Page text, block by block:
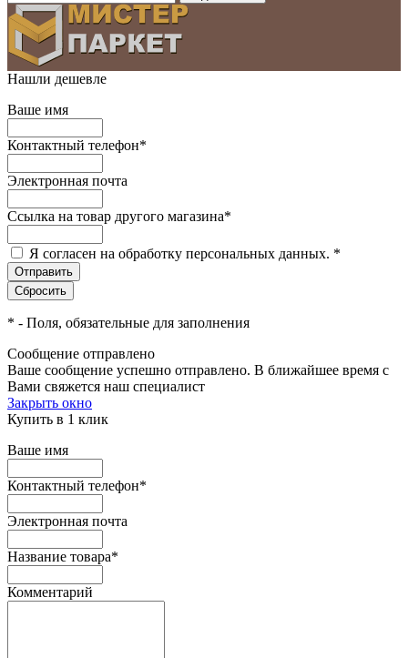
Нашли дешевле
Ваше имя
Контактный телефон*
Электронная почта
Ссылка на товар другого магазина*
Я согласен на обработку персональных данных. *
* - Поля, обязательные для заполнения
Сообщение отправлено
Ваше сообщение успешно отправлено. В ближайшее время с
Вами свяжется наш специалист
Закрыть окно
Купить в 1 клик
Ваше имя
Контактный телефон*
Электронная почта
Название товара*
Комментарий